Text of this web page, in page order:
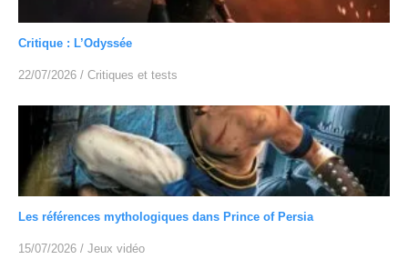
Critique : L’Odyssée
22/07/2026 / Critiques et tests
Les références mythologiques dans Prince of Persia
15/07/2026 / Jeux vidéo